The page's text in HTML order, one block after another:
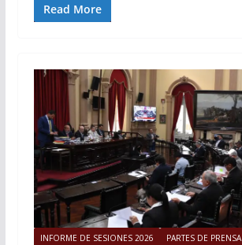
Read More
INFORME DE SESIONES 2026 PARTES DE PRENSA